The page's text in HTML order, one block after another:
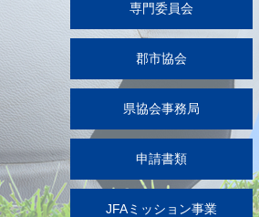
専門委員会
郡市協会
県協会事務局
申請書類
JFAミッション事業